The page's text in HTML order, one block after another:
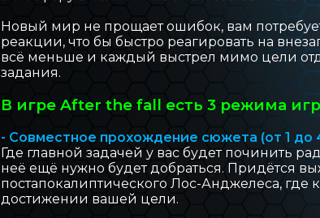
Новый мир не прощает ошибок, вам
реакции, что бы быстро реагировать на
всё меньше и каждый выстрел мимо цели
задания.
В игре After the fall есть 3 режима
- Совместное прохождение сюжета (от 1 до
Где главной задачей у вас будет починить
неё ещё нужно будет добраться. Придётся
постапокалиптического Лос-Анджелеса, где
достижении вашей цели.